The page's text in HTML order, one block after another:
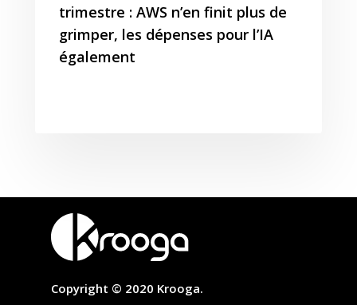
trimestre : AWS n’en finit plus de
grimper, les dépenses pour l’IA
également
Copyright © 2020 Krooga.